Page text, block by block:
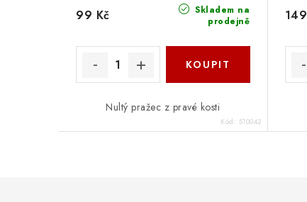
Skladem na
prodejně
99 Kč
Nultý pražec z pravé kosti
Kód: 510042